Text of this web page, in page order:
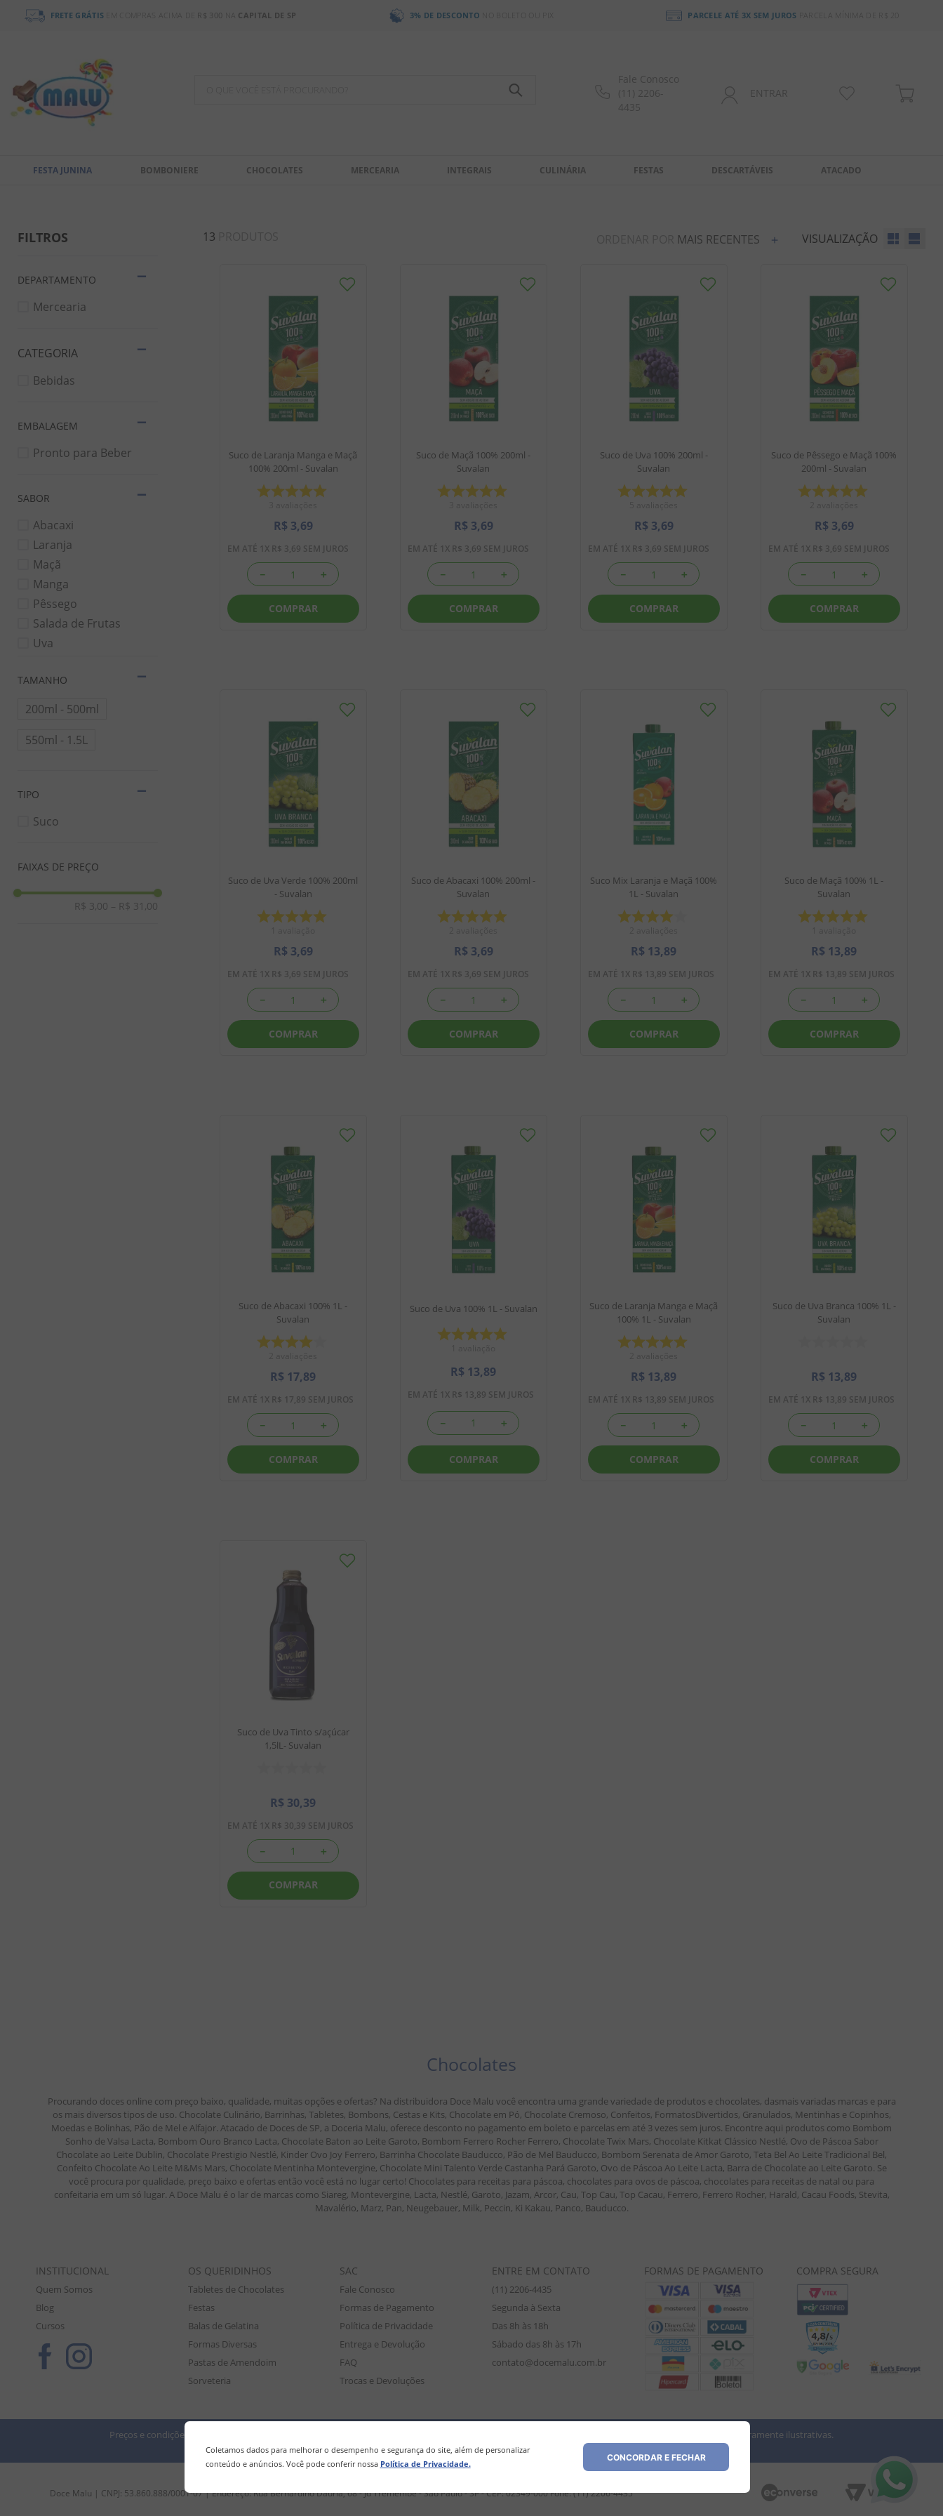
FRETE GRÁTIS EM COMPRAS ACIMA DE R$ 300 CAPITAL DE SP 3% DE DESCONTO PARCELE ATÉ 3X SEM JUROS PARCELA MÍNIMA DE R$ 20
Fale Conosco
(11) 2206-
4435
ENTRAR
FESTA JUNINA BOMBONIERE CHOCOLATES MERCEARIA INTEGRAIS CULINÁRIA FESTAS DESCARTÁVEIS ATACADO
Coletamos dados para melhorar o desempenho e segurança do site, além de personalizar
conteúdo e anúncios. Você pode conferir nossa Política de Privacidade.
CONCORDAR E FECHAR
FILTROS
DEPARTAMENTO
Mercearia
Bebidas
EMBALAGEM
Pronto para Beber
SABOR
Abacaxi
Laranja
Maçã
Manga
Pêssego
Salada de Frutas
Uva
TAMANHO
200ml - 500ml
550ml - 1.5L
TIPO
Suco
FAIXAS DE PREÇO
R$ 3,00 – R$ 31,00
13 MAIS RECENTES VISUALIZAÇÃO
Suco de Laranja Manga e Maçã
100% 200ml - Suvalan
R$ 3,69
EM ATÉ 1 X R$ 3,69 SEM JUROS
＋
－
COMPRAR
Suco de Maçã 100% 200ml -
Suvalan
R$ 3,69
EM ATÉ 1 X R$ 3,69 SEM JUROS
＋
－
COMPRAR
Suco de Uva 100% 200ml -
Suvalan
R$ 3,69
EM ATÉ 1 X R$ 3,69 SEM JUROS
＋
－
COMPRAR
Suco de Pêssego e Maçã 100%
200ml - Suvalan
R$ 3,69
EM ATÉ 1 X R$ 3,69 SEM JUROS
＋
－
COMPRAR
Suco de Uva Verde 100% 200ml
- Suvalan
R$ 3,69
EM ATÉ 1 X R$ 3,69 SEM JUROS
＋
－
COMPRAR
Suco de Abacaxi 100% 200ml -
Suvalan
R$ 3,69
EM ATÉ 1 X R$ 3,69 SEM JUROS
＋
－
COMPRAR
Suco Mix Laranja e Maçã 100%
1L - Suvalan
R$ 13,89
EM ATÉ 1 X R$ 13,89 SEM JUROS
＋
－
COMPRAR
Suco de Maçã 100% 1L -
Suvalan
R$ 13,89
EM ATÉ 1 X R$ 13,89 SEM JUROS
＋
－
COMPRAR
Suco de Abacaxi 100% 1L -
Suvalan
R$ 17,89
EM ATÉ 1 X R$ 17,89 SEM JUROS
＋
－
COMPRAR
Suco de Uva 100% 1L - Suvalan
R$ 13,89
EM ATÉ 1 X R$ 13,89 SEM JUROS
＋
－
COMPRAR
Suco de Laranja Manga e Maçã
100% 1L - Suvalan
R$ 13,89
EM ATÉ 1 X R$ 13,89 SEM JUROS
＋
－
COMPRAR
Suco de Uva Branca 100% 1L -
Suvalan
R$ 13,89
EM ATÉ 1 X R$ 13,89 SEM JUROS
＋
－
COMPRAR
Suco de Uva Tinto s/açúcar
1,5lL- Suvalan
R$ 30,39
EM ATÉ 1 X R$ 30,39 SEM JUROS
＋
－
COMPRAR
Chocolates
Procurando doces online com preço baixo, qualidade, muitas opções e ofertas? Na distribuidora Doce Malu você encontra uma grande variedade de produtos e chocolates, dasmais variadas marcas e para
os mais diversos tipos de uso. Chocolate Culinário, Barrinhas, Tabletes, Bombons, Cestas e Kits, Chocolate em Pó, Chocolate Cremoso, Confeitos, FormatosDivertidos, Granulados, Mentinhas e Copinhos,
Moedas e Bolinhas, Pão de Mel e Alfajor. Atacado de Doces de SP, a Doceria Malu, oferece desconto no pagamento em boleto e parcelas em até 3 vezes sem juros. Encontre aqui produtos como Bombom
Sonho de Valsa Lacta, Bombom Ouro Branco Lacta, Chocolate Baton ao Leite Garoto, Bombom Ferrero Rocher Ferrero, Chocolate Twix Mars, Chocolate Kitkat Clássico Nestlé, Ovo de Páscoa Sabor
Chocolate ao Leite Dublin, Chocolate Prestigio Nestlé, Kinder Ovo Joy Ferrero, Barrinha Chocolate Bauducco, Pão de Mel Bauducco, Bombom Serenata de Amor Garoto, Teta Bel Ao Leite Tradicional Bel,
Confeito Chocolate Ao Leite M&Ms Mars, Chocolate Mentinha Montevergine, Chocolate Mini Talento Verde Castanha Pará Garoto, Ovo de Páscoa Ao Leite Lacta, Barra de Chocolate ao Leite Garoto. Se
você procura por qualidade, preço baixo e ofertas então você está no lugar certo! Chocolates para receitas para páscoa, chocolates para ovos de páscoa, chocolates para receitas de natal ou para
confeitaria em um só lugar. A Doce Malu é o lar de marcas como Siareg, Montevergine, Lacta, Nestlé, Garoto, Jazam, Arcor, Cau, Top Cau, Top Cacau, Ferrero, Ferrero Rocher, Harald, Cacau Foods, Stevita,
Mavalério, Marz, Pan, Neugebauer, Milk, Peccin, Ki Kakau, Panco, Bauducco.
INSTITUCIONAL
Quem Somos
Blog
Cursos
OS QUERIDINHOS
Tabletes de Chocolates
Festas
Balas de Gelatina
Formas Diversas
Pastas de Amendoim
Sorveteria
SAC
Fale Conosco
Formas de Pagamento
Política de Privacidade
Entrega e Devolução
FAQ
Trocas e Devoluções
ENTRE EM CONTATO
(11) 2206-4435
Segunda à Sexta
Das 8h às 18h
Sábado das 8h às 17h
contato@docemalu.com.br
FORMAS DE PAGAMENTO COMPRA SEGURA
Preços e condições de pagamento válidos exclusivamente para compras efetuadas no site, podendo diferir da loja física. As imagens dos produtos são meramente ilustrativas.
Todos os preços e condições comerciais estão sujeitos a alteração sem aviso prévio.
Doce Malu | CNPJ: 53.860.888/0001-07 | Endereço: Rua Bernardino Dáuria, 68 - Jd Tremembé - São Paulo - SP - CEP: 02349-000 Fone: (11) 2206-4435
TERMOS MAIS BUSCADOS
2º